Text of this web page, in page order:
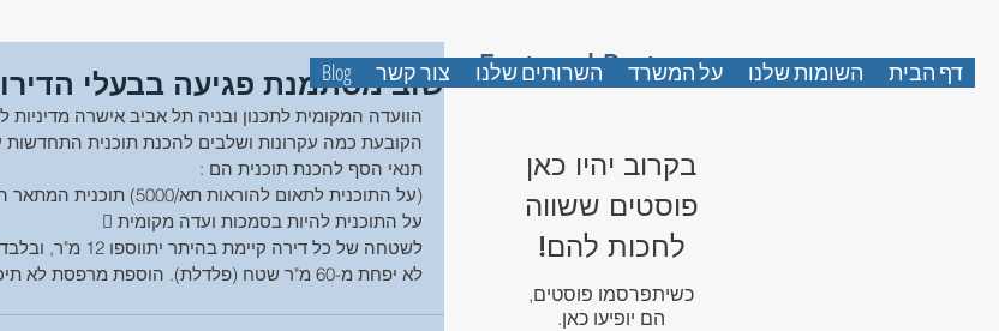
דף הבית השומות שלנו על המשרד השרותים שלנו צור קשר Blog
שוב מסתמנת פגיעה בבעלי
הוועדה המקומית לתכנון ובניה תל אביב אישרה
הקובעת כמה עקרונות ושלבים להכנת תוכנית התחדשות
תנאי הסף להכנת תוכנית הם :
 על התוכנית לתאום להוראות תא/5000) תוכנית המתאר הכוללנית של תל אביב)
 על התוכנית להיות בסמכות ועדה מקומית
 לשטחה של כל דירה קיימת בהיתר יתווספו 12 מ"ר, ובלבד שהשטח המינימלי של דירת התמורה
לא יפחת מ-60 מ"ר שטח (פלדלת). הוספת מרפסת לא תיכלל במניין השטחים הנ"ל.
Featured Posts
בקרוב יהיו כאן
פוסטים ששווה
לחכות להם!
כשיתפרסמו פוסטים,
הם יופיעו כאן.